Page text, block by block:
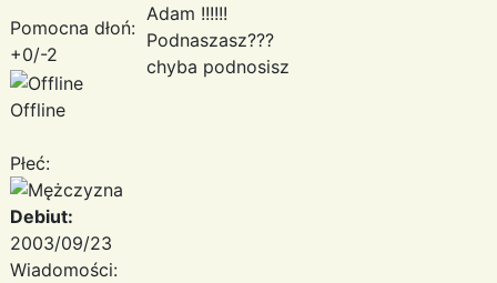
Pomocna dłoń:
+0/-2
Offline
Płeć:
Debiut:
2003/09/23
Wiadomości:
Adam !!!!!!
Podnaszasz???
chyba podnosisz